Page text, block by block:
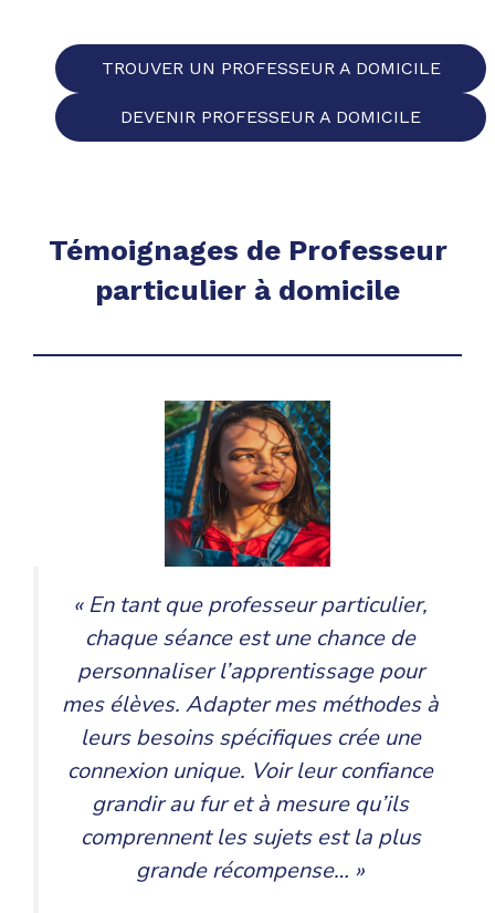
TROUVER UN PROFESSEUR A DOMICILE
DEVENIR PROFESSEUR A DOMICILE
Témoignages de Professeur
particulier à domicile
« En tant que professeur particulier,
chaque séance est une chance de
personnaliser l’apprentissage pour
mes élèves. Adapter mes méthodes à
leurs besoins spécifiques crée une
connexion unique. Voir leur confiance
grandir au fur et à mesure qu’ils
comprennent les sujets est la plus
grande récompense… »